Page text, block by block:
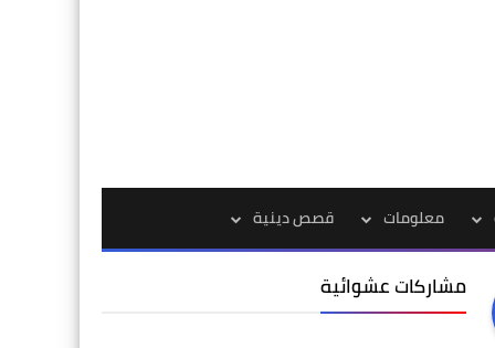
معلومات قصص دينية
مشاركات عشوائية